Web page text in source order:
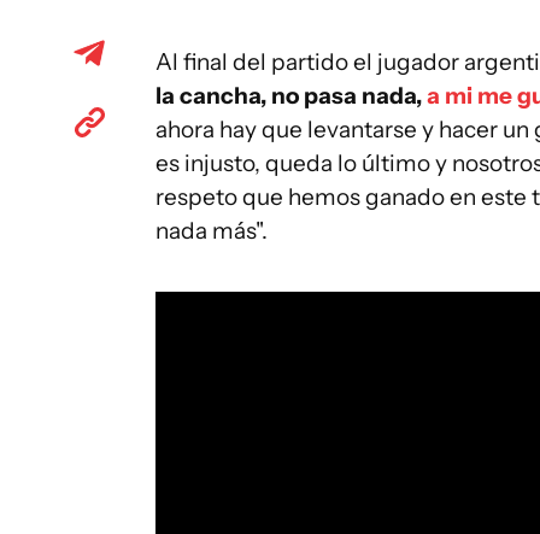
Al final del partido el jugador
la cancha, no pasa nada,a mi me
ahora hay que levantarse y hacer
es injusto, queda lo último y
respeto que hemos ganado en este
nada más".